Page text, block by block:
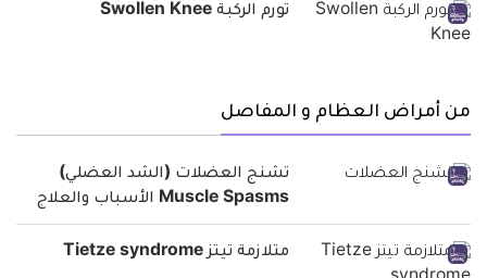
تورم الركبة Swollen Knee
من أمراض العظام و المفاصل
تشنج العضلات (الشد العضلي)
Muscle Spasms الأسباب والعلاج
متلازمة تيتز Tietze syndrome